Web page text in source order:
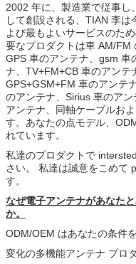
2002 年に、製造業で従事し
して創設される、TIAN 李
よび最もよいサービスのた
要なプロダクトは車 AM/FM
GPS 車のアンテナ、gsm 車
ナ、TV+FM+CB 車のアンテ
GPS+GSM+FM 車のアンテ
のアンテナ、Sirius 車のア
アンテナ、同軸ケーブルお
す。あなたの点モデル、
れています。
私達のプロダクトで
さい。 私達は誠意をこめて
す。
なぜ電子アンテナがあなた
か。
ODM/OEM はあなたの条件
変化の多機能アンテナ プロ